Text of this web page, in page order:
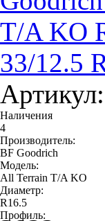
33/12.5
Наличения
4
Производитель:
BF Goodrich
Модель:
All Terrain T/A KO
Диаметр:
R16.5
Профиль: